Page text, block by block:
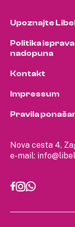
Nova cesta 4,
e-mail:
Upoznajte
Politika
nadopuna
Kontakt
Impressum
Pravila